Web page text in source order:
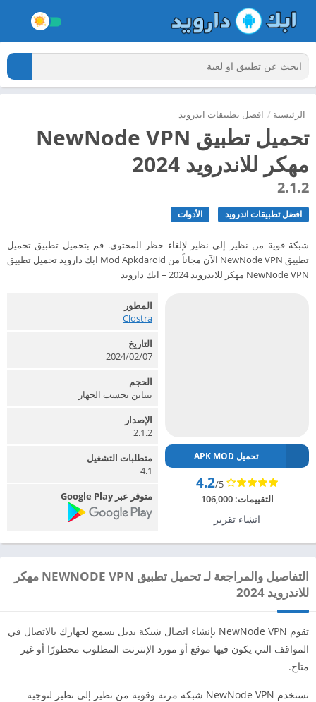
الرئيسية / افضل تطبيقات اندرويد
تحميل تطبيق NewNode VPN
مهكر للاندرويد 2024
2.1.2
افضل تطبيقات اندرويد الأدوات
شبكة قوية من نظير إلى نظير لإلغاء حظر المحتوى. قم بتحميل تطبيق تحميل
تطبيق NewNode VPN الآن مجاناً من Mod Apkdaroid ابك دارويد تحميل تطبيق
NewNode VPN مهكر للاندرويد 2024 – ابك دارويد
تحميل APK MOD
4.2/5
التقييمات:106,000
انشاء تقرير
المطور
Clostra‏
التاريخ
2024/02/07
الحجم
يتباين بحسب الجهاز
الإصدار
2.1.2
متطلبات التشغيل
4.1
متوفر عبر Google Play
التفاصيل والمراجعة لـ تحميل تطبيق NEWNODE VPN مهكر
للاندرويد 2024
تقوم NewNode VPN بإنشاء اتصال شبكة بديل يسمح لجهازك بالاتصال في
المواقف التي يكون فيها موقع أو مورد الإنترنت المطلوب محظورًا أو غير
متاح.
تستخدم NewNode VPN شبكة مرنة وقوية من نظير إلى نظير لتوجيه